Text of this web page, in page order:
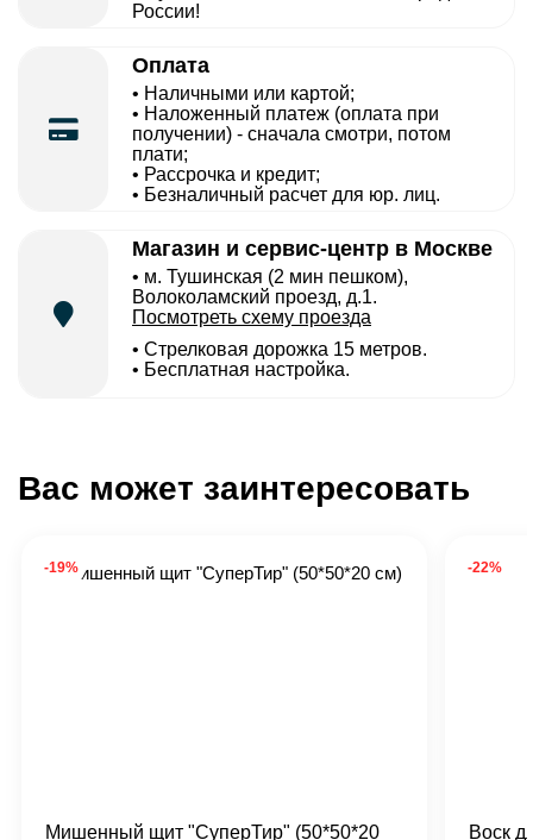
России!
Оплата
• Наличными или картой;
• Наложенный платеж (оплата при
получении) - сначала смотри, потом
плати;
• Рассрочка и кредит;
• Безналичный расчет для юр. лиц.
Магазин и сервис-центр в Москве
• м. Тушинская (2 мин пешком),
Волоколамский проезд, д.1.
Посмотреть схему проезда
• Cтрелковая дорожка 15 метров.
• Бесплатная настройка.
Вас может заинтересовать
-19%
Мишенный щит "СуперТир" (50*50*20
-22%
Воск